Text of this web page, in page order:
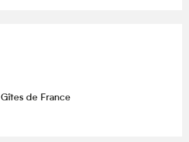
Gîtes de France